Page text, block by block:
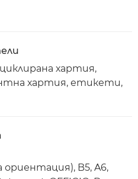
хартия,
хартия, етикети,
ориентация), B5, A6,